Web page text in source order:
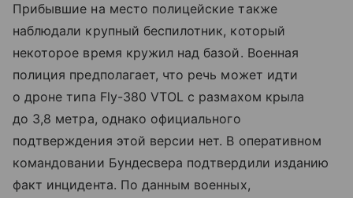
Прибывшие на место полицейские также
наблюдали крупный беспилотник, который
некоторое время кружил над базой. Военная
полиция предполагает, что речь может идти
о дроне типа Fly-380 VTOL с размахом крыла
до 3,8 метра, однако официального
подтверждения этой версии нет. В оперативном
командовании Бундесвера подтвердили изданию
факт инцидента. По данным военных,